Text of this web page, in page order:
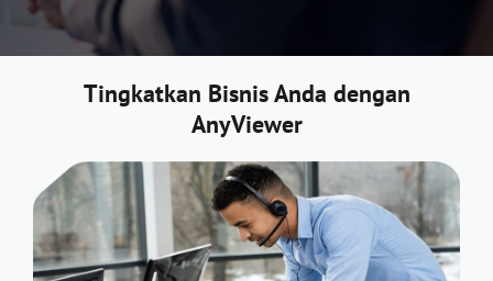
Tingkatkan Bisnis Anda dengan
AnyViewer